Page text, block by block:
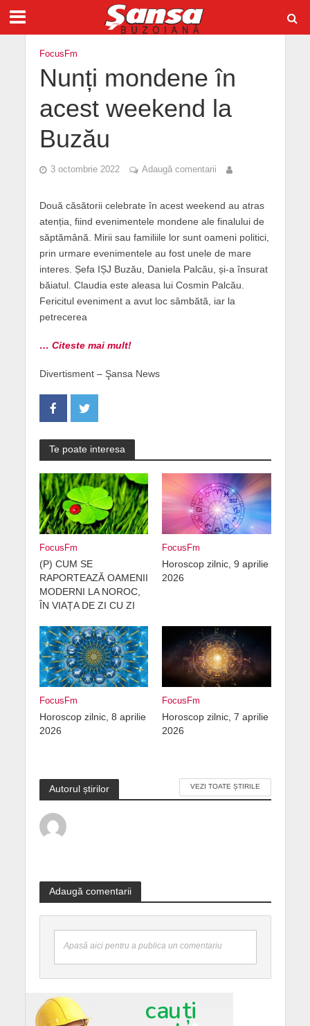
FocusFm
Nunți mondene în
acest weekend la
Buzău
3 octombrie 2022 Adaugă comentarii
Două căsătorii celebrate în acest weekend au atras
atenția, fiind evenimentele mondene ale finalului de
săptămână. Mirii sau familiile lor sunt oameni politici,
prin urmare evenimentele au fost unele de mare
interes. Șefa IȘJ Buzău, Daniela Palcău, și-a însurat
băiatul. Claudia este aleasa lui Cosmin Palcău.
Fericitul eveniment a avut loc sâmbătă, iar la
petrecerea
… Citeste mai mult!
Divertisment – Şansa News
Te poate interesa
FocusFm
(P) CUM SE
RAPORTEAZĂ OAMENII
MODERNI LA NOROC,
ÎN VIAȚA DE ZI CU ZI
FocusFm
Horoscop zilnic, 9 aprilie
2026
FocusFm
Horoscop zilnic, 8 aprilie
2026
FocusFm
Horoscop zilnic, 7 aprilie
2026
Autorul știrilor VEZI TOATE ȘTIRILE
Adaugă comentarii
Apasă aici pentru a publica un comentariu